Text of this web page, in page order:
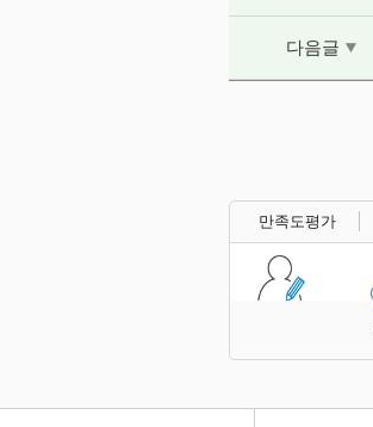
다음글
만족도평가